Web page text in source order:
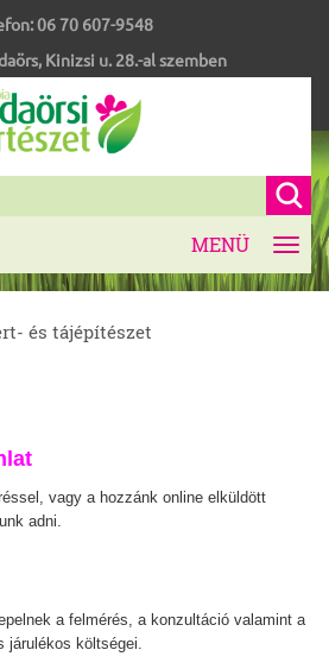
06 70 607-9548
, Kinizsi u. 28.-al szemben
MENÜ
és tájépítészet
vagy a hozzánk online elküldött
adni.
a felmérés, a konzultáció valamint a
járulékos költségei.